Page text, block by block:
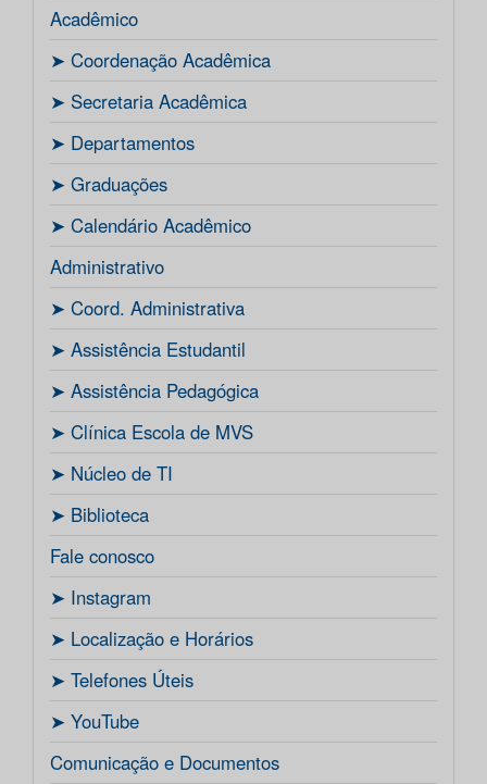
Acadêmico
ㅤ➤ Coordenação Acadêmica
ㅤㅤ➤ Secretaria Acadêmica
ㅤ➤ Departamentos
ㅤ➤ Graduações
ㅤ➤ Calendário Acadêmico
Administrativo
ㅤ➤ Coord. Administrativa
ㅤ➤ Assistência Estudantil
ㅤ➤ Assistência Pedagógica
ㅤ➤ Clínica Escola de MVS
ㅤ➤ Núcleo de TI
ㅤ➤ Biblioteca
Fale conosco
ㅤ➤ Instagram
ㅤ➤ Localização e Horários
ㅤ➤ Telefones Úteis
ㅤ➤ YouTube
Comunicação e Documentos